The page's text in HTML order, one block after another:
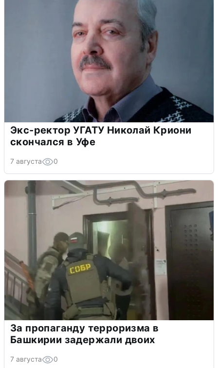
Экс-ректор УГАТУ Николай Криони
скончался в Уфе
7 августа 0
За пропаганду терроризма в
Башкирии задержали двоих
7 августа 0